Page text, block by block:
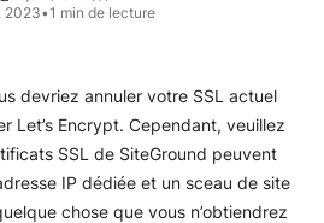
2023•1 min de lecture
devriez annuler votre SSL actuel
Let’s Encrypt. Cependant, veuillez
SSL de SiteGround peuvent
IP dédiée et un sceau de site
chose que vous n’obtiendrez